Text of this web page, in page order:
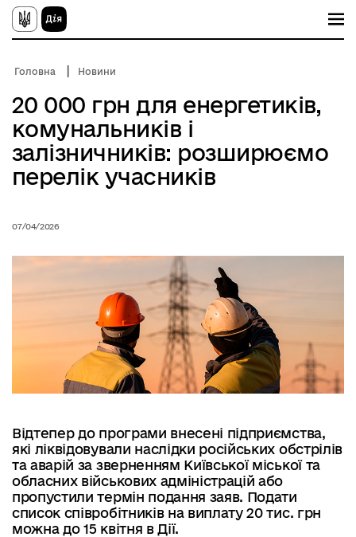
П
е
р
й
д
о
н
о
в
м
Головна Новини
20 000 грн для енергетиків,
комунальників і
залізничників: розширюємо
перелік учасників
07/04/2026
Відтепер до програми внесені підприємства,
які ліквідовували наслідки російських обстрілів
та аварій за зверненням Київської міської та
обласних військових адміністрацій або
пропустили термін подання заяв. Подати
список співробітників на виплату 20 тис. грн
можна до 15 квітня в Дії.